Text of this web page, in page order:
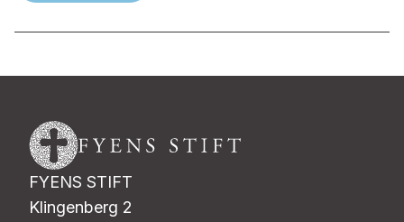
FYENS STIFT
Klingenberg 2